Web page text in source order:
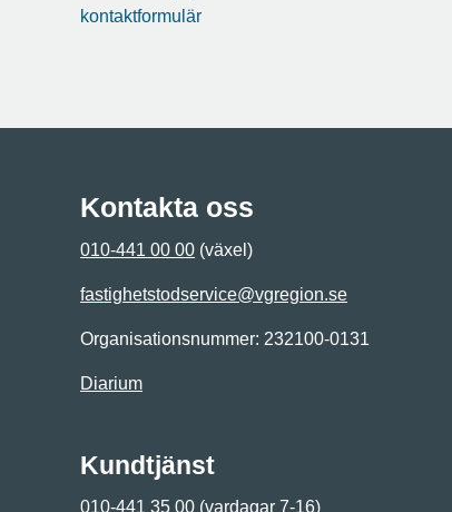
kontaktformulär
Kontakta oss
010-441 00 00 (växel)
fastighetstodservice@vgregion.se
Organisationsnummer: 232100-0131
Diarium
Kundtjänst
010-441 35 00 (vardagar 7-16)